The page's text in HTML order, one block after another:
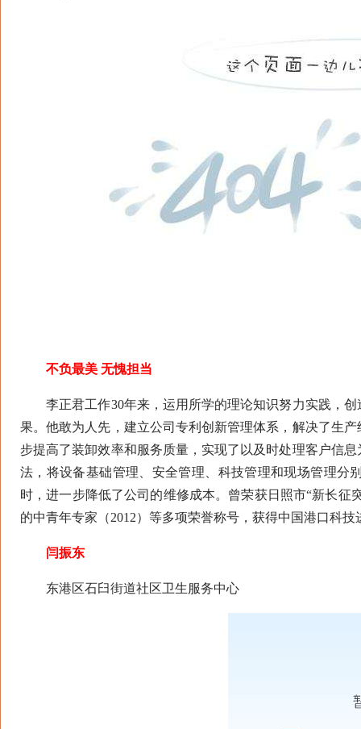
不负最美 无愧担当
李正君工作30年来，运用所学的理论知识努力实践，创
果。他敢为人先，建立公司专利创新管理体系，解决了生
步提高了装卸效率和服务质量，实现了以及时处理客户信
法，将设备基础管理、安全管理、科技管理和现场管理分
时，进一步降低了公司的维修成本。曾荣获日照市“新长征
的中青年专家（2012）等多项荣誉称号，获得中国港口科技
闫振东
东港区石臼街道社区卫生服务中心